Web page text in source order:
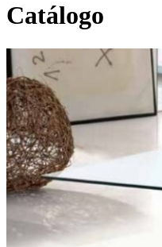
Catálogo
Inicio> >Auxiliar >